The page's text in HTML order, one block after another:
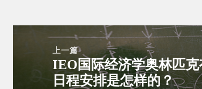
上一篇
上
篇
IEO国际经济学奥林匹
日程安排是怎样的？